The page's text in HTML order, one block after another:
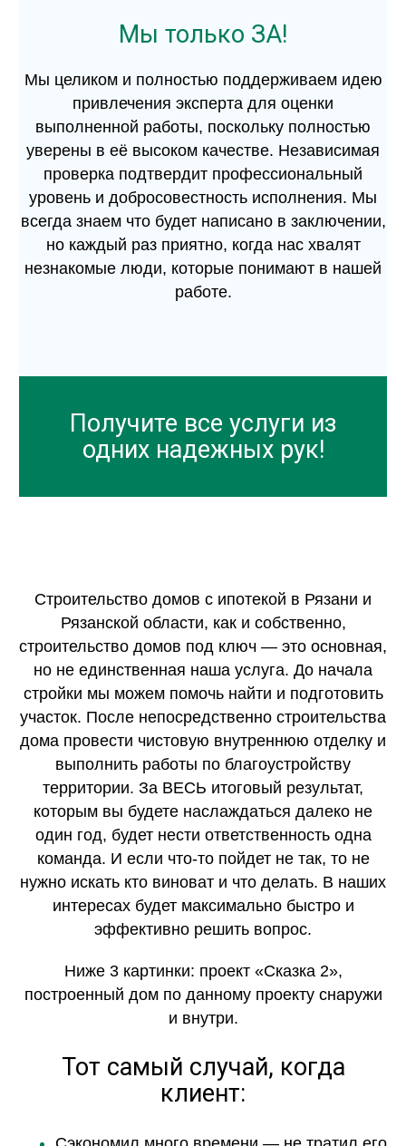
Мы только ЗА!
Мы целиком и полностью поддерживаем идею
привлечения эксперта для оценки
выполненной работы, поскольку полностью
уверены в её высоком качестве. Независимая
проверка подтвердит профессиональный
уровень и добросовестность исполнения. Мы
всегда знаем что будет написано в заключении,
но каждый раз приятно, когда нас хвалят
незнакомые люди, которые понимают в нашей
работе.
Получите все услуги из
одних надежных рук!
Строительство домов с ипотекой в Рязани и
Рязанской области, как и собственно,
строительство домов под ключ — это основная,
но не единственная наша услуга. До начала
стройки мы можем помочь найти и подготовить
участок. После непосредственно строительства
дома провести чистовую внутреннюю отделку и
выполнить работы по благоустройству
территории. За ВЕСЬ итоговый результат,
которым вы будете наслаждаться далеко не
один год, будет нести ответственность одна
команда. И если что-то пойдет не так, то не
нужно искать кто виноват и что делать. В наших
интересах будет максимально быстро и
эффективно решить вопрос.
Ниже 3 картинки: проект «Сказка 2»,
построенный дом по данному проекту снаружи
и внутри.
Тот самый случай, когда
клиент: